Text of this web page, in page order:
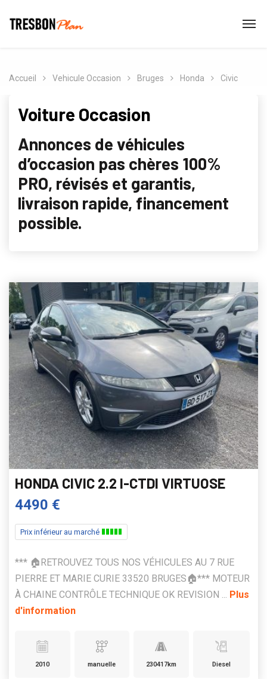
Accueil Vehicule Occasion Bruges Honda Civic
Voiture Occasion
Annonces de véhicules
d’occasion pas chères 100%
PRO, révisés et garantis,
livraison rapide, financement
possible.
HONDA CIVIC 2.2 I-CTDI VIRTUOSE
4490 €
Prix inférieur au marché
*** 🏠RETROUVEZ TOUS NOS VÉHICULES AU 7 RUE
PIERRE ET MARIE CURIE 33520 BRUGES🏠*** MOTEUR
À CHAINE CONTRÔLE TECHNIQUE OK REVISION ... Plus
d'information
2010 manuelle 230417km Diesel